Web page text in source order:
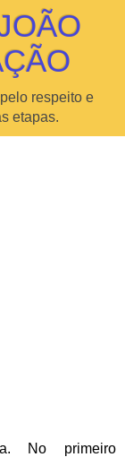
respeito e
etapas.
No primeiro